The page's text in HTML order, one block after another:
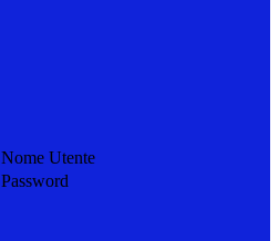
Nome Utente
Password